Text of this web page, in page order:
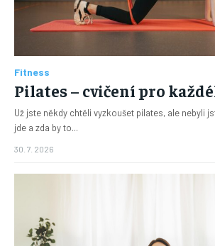
Fitness
Pilates – cvičení pro
Už jste někdy chtěli vyzkoušet pilates, ale nebyli
jde a zda by to...
30. 7. 2026